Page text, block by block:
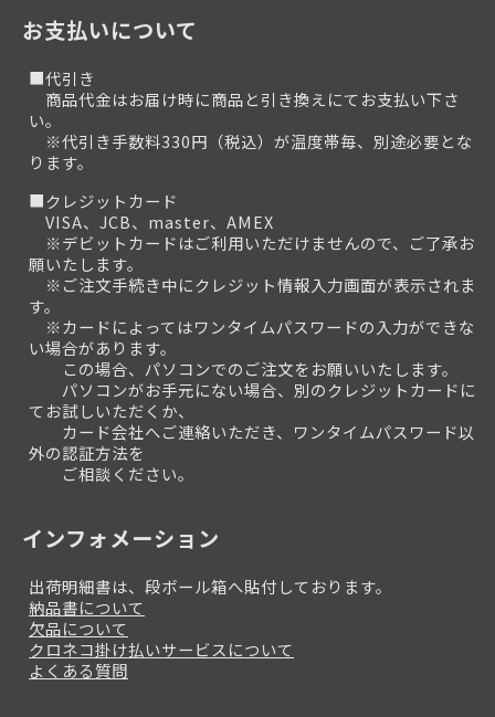
お支払いについて
■代引き
商品代金はお届け時に商品と引き換えにてお支払い下さ
い。
※代引き手数料330円（税込）が温度帯毎、別途必要とな
ります。
■クレジットカード
VISA、JCB、master、AMEX
※デビットカードはご利用いただけませんので、ご了承お
願いたします。
※ご注文手続き中にクレジット情報入力画面が表示されま
す。
※カードによってはワンタイムパスワードの入力ができな
い場合があります。
この場合、パソコンでのご注文をお願いいたします。
パソコンがお手元にない場合、別のクレジットカードに
てお試しいただくか、
カード会社へご連絡いただき、ワンタイムパスワード以
外の認証方法を
ご相談ください。
インフォメーション
出荷明細書は、段ボール箱へ貼付しております。
納品書について
欠品について
クロネコ掛け払いサービスについて
よくある質問